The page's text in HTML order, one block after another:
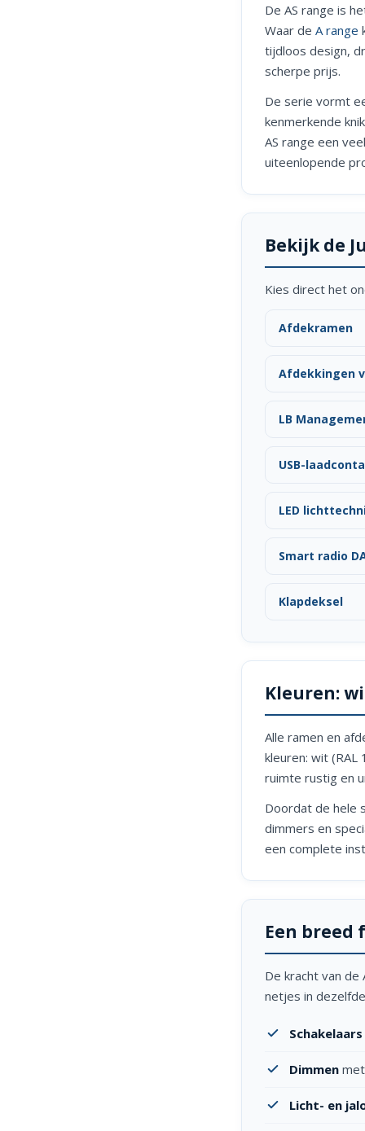
De AS range is
Waar de A range
tijdloos design,
scherpe prijs.
De serie vormt
kenmerkende
AS range een
uiteenlopende
Bekijk de
Kies direct het
Afdekramen
Afdekkingen
LB
USB-
LED
Smart radio
Klapdeksel
Kleuren:
Alle ramen en
kleuren: wit (RAL
ruimte rustig en
Doordat de hele
dimmers en
een complete
Een breed
De kracht van
netjes in
Dimmen
Licht- en